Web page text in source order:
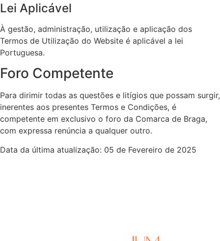
Lei Aplicável
À gestão, administração, utilização e aplicação dos
Termos de Utilização do Website é aplicável a lei
Portuguesa.
Foro Competente
Para dirimir todas as questões e litígios que possam surgir,
inerentes aos presentes Termos e Condições, é
competente em exclusivo o foro da Comarca de Braga,
com expressa renúncia a qualquer outro.
Data da última atualização: 05 de Fevereiro de 2025